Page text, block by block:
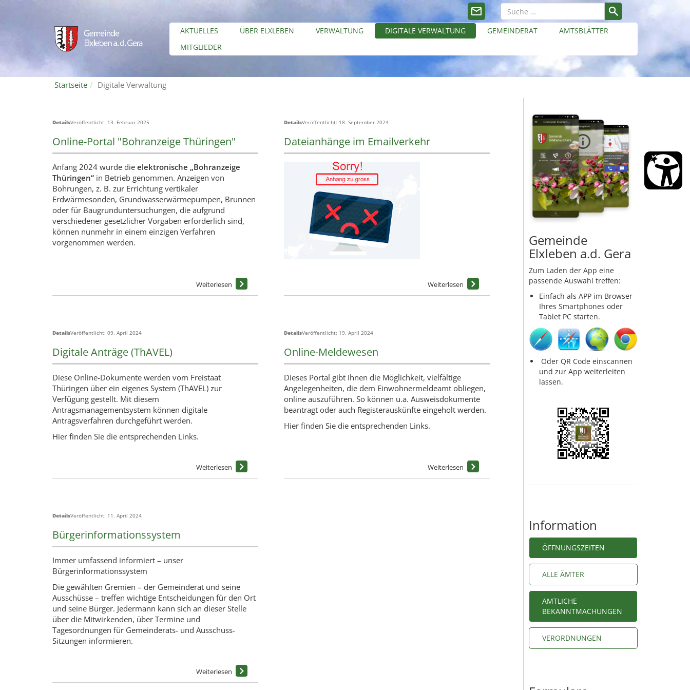
AKTUELLES ÜBER ELXLEBEN VERWALTUNG DIGITALE VERWALTUNG GEMEINDERAT
AMTSBLÄTTER
MITGLIEDER
Startseite Digitale Verwaltung
Online-Portal "Bohranzeige Thüringen"
DetailsVeröffentlicht: 13. Februar 2025
Anfang 2024 wurde die elektronische „Bohranzeige
Thüringen“ in Betrieb genommen. Anzeigen von
Bohrungen, z. B. zur Errichtung vertikaler
Erdwärmesonden, Grundwasserwärmepumpen, Brunnen
oder für Baugrunduntersuchungen, die aufgrund
verschiedener gesetzlicher Vorgaben erforderlich sind,
können nunmehr in einem einzigen Verfahren
vorgenommen werden.
Dateianhänge im Emailverkehr
DetailsVeröffentlicht: 18. September 2024
Digitale Anträge (ThAVEL)
DetailsVeröffentlicht: 09. April 2024
Diese Online-Dokumente werden vom Freistaat
Thüringen über ein eigenes System (ThAVEL) zur
Verfügung gestellt. Mit diesem
Antragsmanagementsystem können digitale
Antragsverfahren durchgeführt werden.
Hier finden Sie die entsprechenden Links.
Online-Meldewesen
DetailsVeröffentlicht: 19. April 2024
Dieses Portal gibt Ihnen die Möglichkeit, vielfältige
Angelegenheiten, die dem Einwohnermeldeamt obliegen,
online auszuführen. So können u.a. Ausweisdokumente
beantragt oder auch Registerauskünfte eingeholt werden.
Hier finden Sie die entsprechenden Links.
Bürgerinformationssystem
DetailsVeröffentlicht: 11. April 2024
Immer umfassend informiert – unser
Bürgerinformationssystem
Die gewählten Gremien – der Gemeinderat und seine
Ausschüsse – treffen wichtige Entscheidungen für den Ort
und seine Bürger. Jedermann kann sich an dieser Stelle
über die Mitwirkenden, über Termine und
Tagesordnungen für Gemeinderats- und Ausschuss-
Sitzungen informieren.
Gemeinde
Elxleben a.d. Gera
Zum Laden der App eine
passende Auswahl treffen:
Einfach als APP im Browser
Ihres Smartphones oder
Tablet PC starten.
Oder QR Code einscannen
und zur App weiterleiten
lassen.
Information
ÖFFNUNGSZEITEN
ALLE ÄMTER
AMTLICHE
BEKANNTMACHUNGEN
VERORDNUNGEN